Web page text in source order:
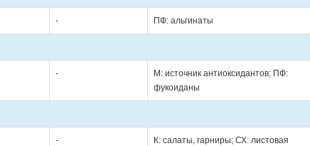
- ПФ: альгинаты
-
М: источник антиоксидантов; ПФ:
фукоиданы
-
К: салаты, гарниры; СХ: листовая